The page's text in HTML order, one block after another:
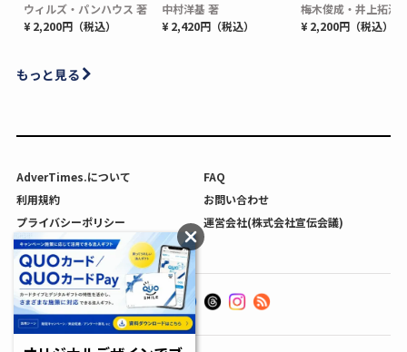
ウィルズ・パンハウス 著
¥ 2,200円（税込）
中村洋基 著
¥ 2,420円（税込）
梅木俊成・井上拓海
¥ 2,200円（税込）
もっと見る
AdverTimes.について
FAQ
利用規約
お問い合わせ
プライバシーポリシー
運営会社(株式会社宣伝会議)
利用者情報の外部送信について